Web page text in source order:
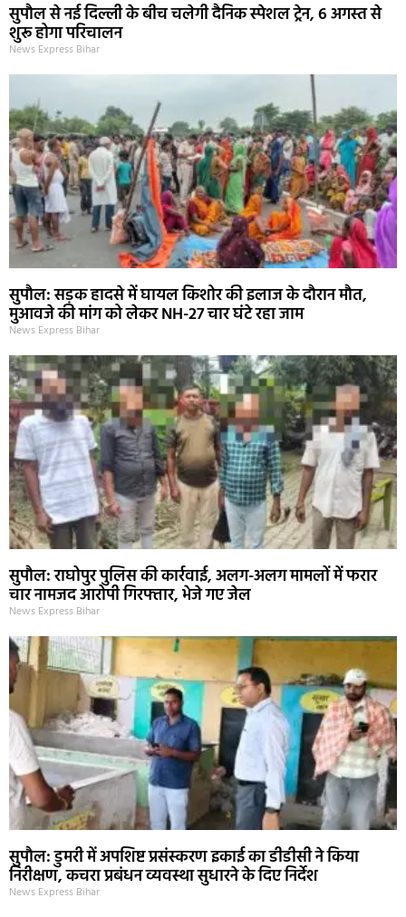
सुपौल से नई दिल्ली के बीच चलेगी दैनिक स्पेशल ट्रेन, 6 अगस्त से
शुरू होगा परिचालन
News Express Bihar
सुपौल: सड़क हादसे में घायल किशोर की इलाज के दौरान मौत,
मुआवजे की मांग को लेकर NH-27 चार घंटे रहा जाम
News Express Bihar
सुपौल: राघोपुर पुलिस की कार्रवाई, अलग-अलग मामलों में फरार
चार नामजद आरोपी गिरफ्तार, भेजे गए जेल
News Express Bihar
सुपौल: डुमरी में अपशिष्ट प्रसंस्करण इकाई का डीडीसी ने किया
निरीक्षण, कचरा प्रबंधन व्यवस्था सुधारने के दिए निर्देश
News Express Bihar